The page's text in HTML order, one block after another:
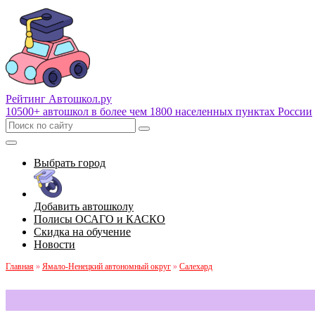
Рейтинг Автошкол.ру
10500+ автошкол в более чем 1800 населенных пунктах России
Выбрать город
Добавить автошколу
Полисы ОСАГО и КАСКО
Скидка на обучение
Новости
Главная » Ямало-Ненецкий автономный округ » Салехард